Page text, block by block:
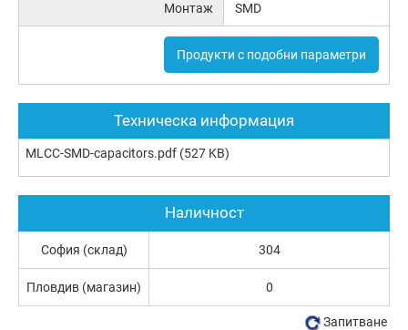
Монтаж SMD
Продукти с подобни параметри
Техническа информация
MLCC-SMD-capacitors.pdf (527 KB)
Наличност
София (склад) 304
Пловдив (магазин) 0
Запитване